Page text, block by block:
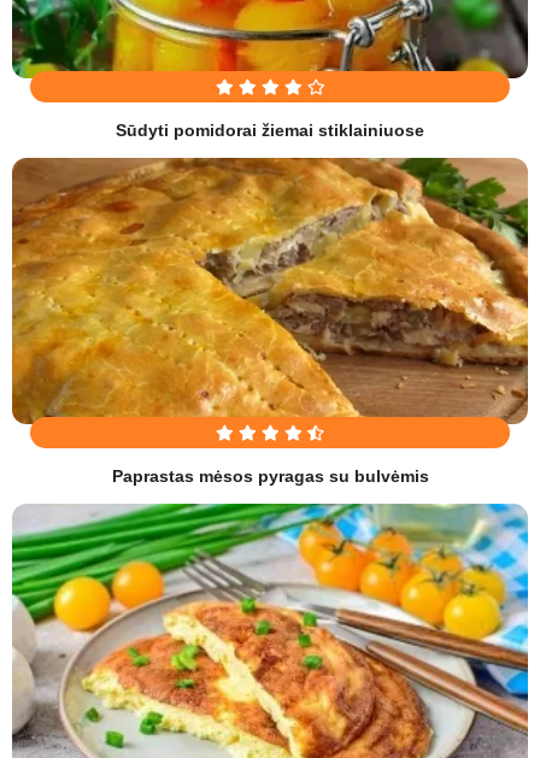
Sūdyti pomidorai žiemai stiklainiuose
Paprastas mėsos pyragas su bulvėmis